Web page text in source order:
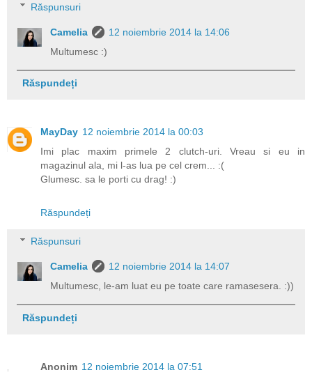
Răspunsuri
Camelia
12 noiembrie 2014 la 14:06
Multumesc :)
Răspundeți
MayDay 12 noiembrie 2014 la 00:03
Imi plac maxim primele 2 clutch-uri. Vreau si eu in
magazinul ala, mi l-as lua pe cel crem... :(
Glumesc. sa le porti cu drag! :)
Răspundeți
Răspunsuri
Camelia
12 noiembrie 2014 la 14:07
Multumesc, le-am luat eu pe toate care ramasesera. :))
Răspundeți
Anonim 12 noiembrie 2014 la 07:51